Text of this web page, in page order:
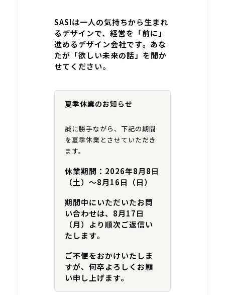
SASIは一人の気持ちから生まれ
るデザインで、経営を「前に」
進めるデザイン会社です。あな
たが「欲しい未来の話」を聞か
せてください。
夏季休業のお知らせ
誠に勝手ながら、下記の期間
を夏季休業とさせていただき
ます。
休業期間：2026年8月8日
（土）～8月16日（日）
期間中にいただいたお問
い合わせは、8月17日
（月）より順次ご返信い
たします。
ご不便をおかけいたしま
すが、何卒よろしくお願
い申し上げます。